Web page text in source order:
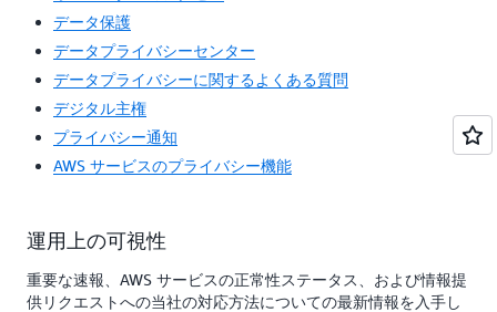
データ保護
データプライバシーセンター
データプライバシーに関するよくある質問
デジタル主権
プライバシー通知
AWS サービスのプライバシー機能
運用上の可視性
重要な速報、AWS サービスの正常性ステータス、および情報提
供リクエストへの当社の対応方法についての最新情報を入手し